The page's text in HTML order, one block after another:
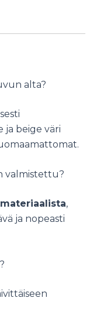
alta?
ja beige väri
valmistettu?
,
ja nopeasti